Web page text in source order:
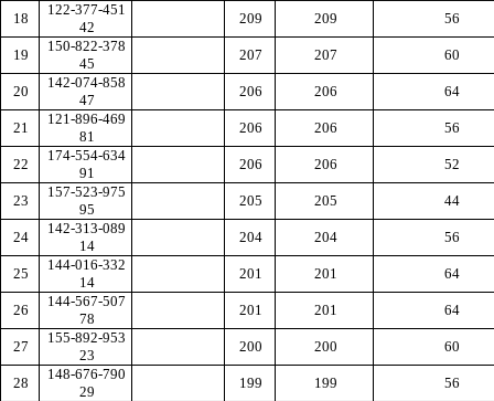
18
122-377-451
42
209 209 56
19
150-822-378
45
207 207 60
20
142-074-858
47
206 206 64
21
121-896-469
81
206 206 56
22
174-554-634
91
206 206 52
23
157-523-975
95
205 205 44
24
142-313-089
14
204 204 56
25
144-016-332
14
201 201 64
26
144-567-507
78
201 201 64
27
155-892-953
23
200 200 60
28
148-676-790
29
199 199 56